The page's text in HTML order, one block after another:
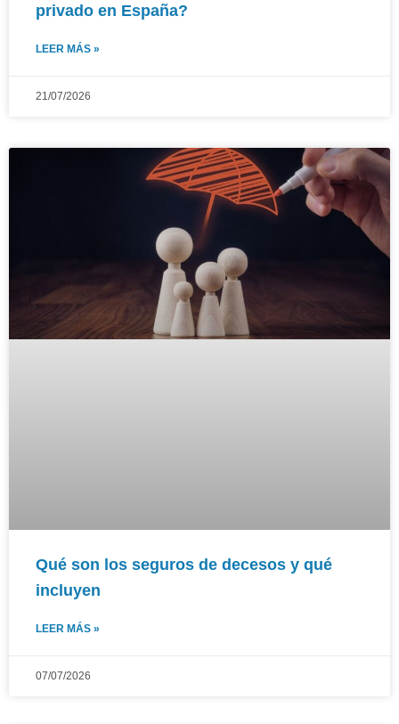
privado en España?
LEER MÁS »
21/07/2026
Qué son los seguros de decesos y qué
incluyen
LEER MÁS »
07/07/2026